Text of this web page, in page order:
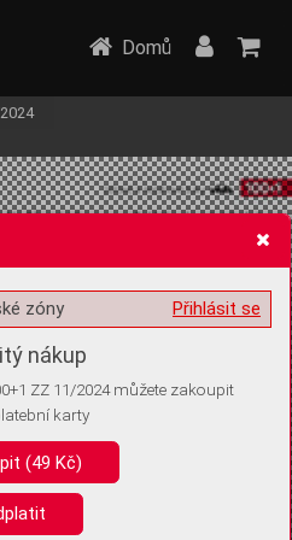
volitelných informací
ukládat žádné informace
vás ale požádali o souhlas s
Domů
Přihlásit se
zóny
nákup
ZZ 11/2024 můžete zakoupit
karty
(49 Kč)